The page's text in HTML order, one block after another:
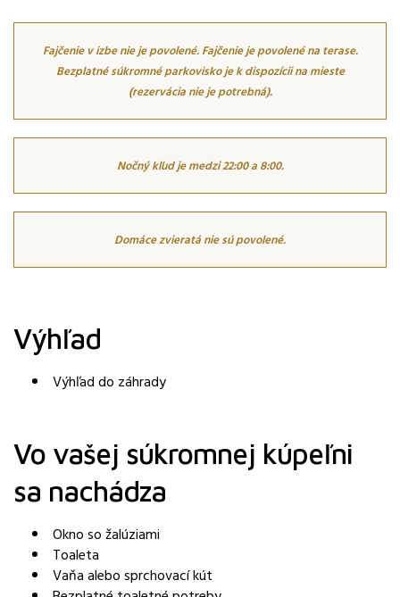
Fajčenie v izbe nie je povolené. Fajčenie je povolené na terase.
Bezplatné súkromné parkovisko je k dispozícii na mieste
(rezervácia nie je potrebná).
Nočný kľud je medzi 22:00 a 8:00.
Domáce zvieratá nie sú povolené.
Výhľad
Výhľad do záhrady
Vo vašej súkromnej kúpeľni
sa nachádza
Okno so žalúziami
Toaleta
Vaňa alebo sprchovací kút